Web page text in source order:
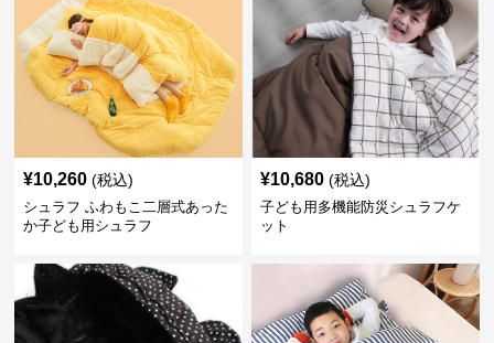
¥10,260 (税込)
シュラフ ふわもこ二層式あった
か子ども用シュラフ
¥10,680 (税込)
子ども用多機能防災シュラフケ
ット